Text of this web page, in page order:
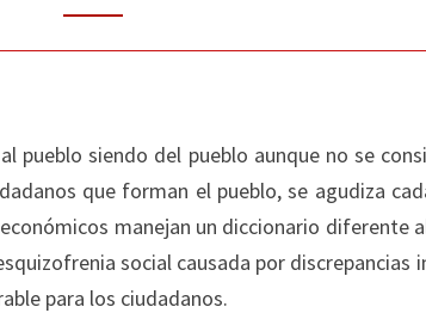
pueblo siendo del pueblo aunque no se
que forman el pueblo, se agudiza
manejan un diccionario diferente
social causada por discrepancias
para los ciudadanos.